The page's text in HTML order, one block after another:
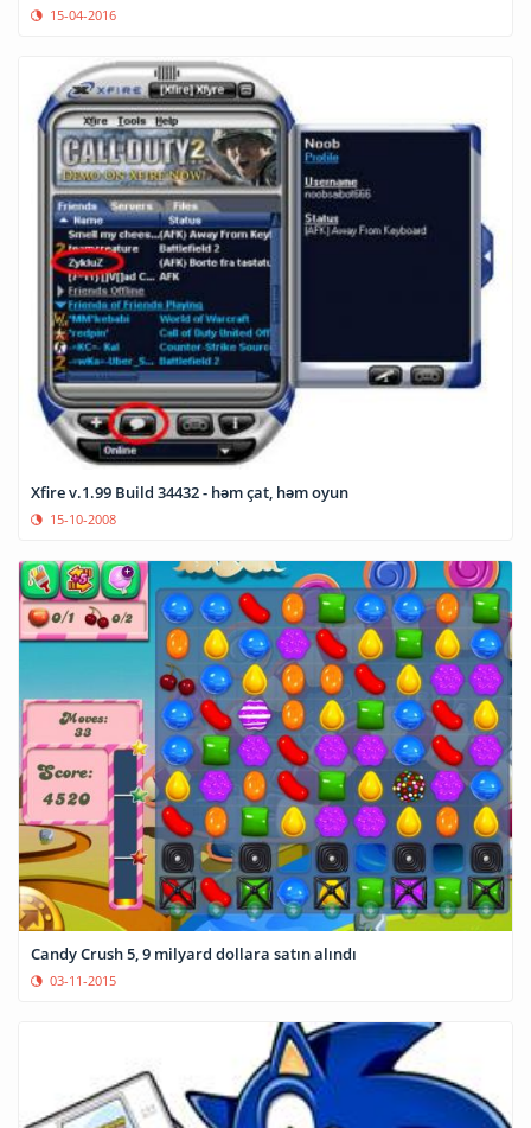
15-04-2016
Xfire v.1.99 Build 34432 - həm çat, həm oyun
15-10-2008
Candy Crush 5, 9 milyard dollara satın alındı
03-11-2015